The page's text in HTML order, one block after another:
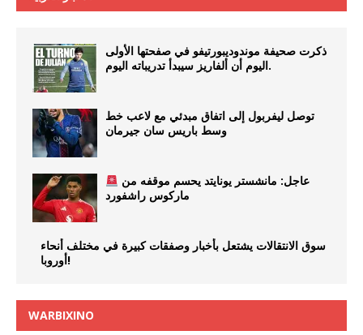
ذكرت صحيفة موندوديبورتيفو في صفحتها الأولى
اليوم أن ألفاريز سيبدأ تدريباته اليوم.
توصل ليفربول إلى اتفاق مبدئي مع لاعب خط
وسط باريس سان جيرمان
ماركوس راشفورد
سوق الانتقالات يشتعل بأخبار وصفقات كبيرة في مختلف أنحاء
أوروبا!
WARBIXINO